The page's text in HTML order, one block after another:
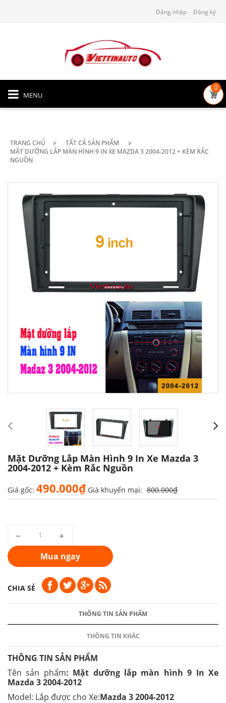
Đăng nhập Đăng ký
MENU
0
TRANG CHỦ
TẤT CẢ SẢN PHẨM
MẶT DƯỠNG LẮP MÀN HÌNH 9 IN XE MAZDA 3 2004-2012 + KÈM RẮC
NGUỒN
Mặt Dưỡng Lắp Màn Hình 9 In Xe Mazda 3
2004-2012 + Kèm Rắc Nguồn
Giá gốc: 490.000₫ Giá khuyến mại: 800.000₫
Mua ngay
CHIA SẺ
THÔNG TIN SẢN PHẨM
THÔNG TIN KHÁC
THÔNG TIN SẢN PHẨM
Tên sản phẩm: Mặt dưỡng lắp màn hình 9 In Xe
Mazda 3 2004-2012
Model: Lắp được cho Xe:Mazda 3 2004-2012